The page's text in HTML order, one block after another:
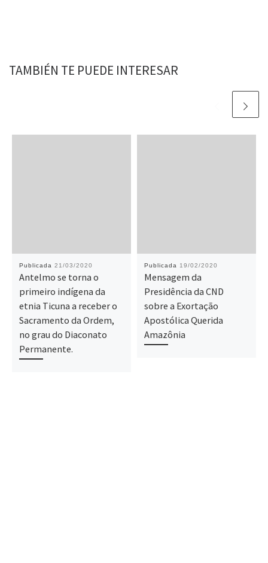
TAMBIÉN TE PUEDE INTERESAR
Publicada 21/03/2020
Antelmo se torna o
primeiro indígena da
etnia Ticuna a receber o
Sacramento da Ordem,
no grau do Diaconato
Permanente.
Publicada 19/02/2020
Mensagem da
Presidência da CND
sobre a Exortação
Apostólica Querida
Amazônia